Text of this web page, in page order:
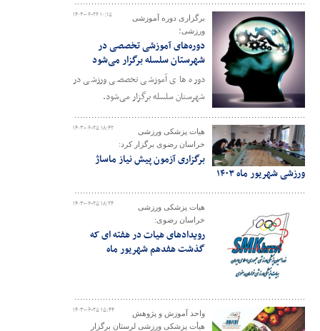
۱۴۰۳-۰۶-۲۶ ۱۰:۱۵
برگزاری دوره آموزشی
ورزشی؛
دوره‌های آموزشی تخصصی در
شهرستان سلسله برگزار می‌شود
دوره های آموزشی تخصصی ورزشی در
شهرستان سلسله برگزار می‌شود.
۱۴۰۳-۰۶-۲۵ ۱۸:۴۲
هیات پزشکی ورزشی
خراسان رضوی برگزار کرد:
برگزاری آزمون پیش نیاز ماساژ
ورزشی شهریور ماه ۱۴۰۳
۱۴۰۳-۰۶-۲۵ ۱۸:۲۴
هیات پزشکی ورزشی
خراسان رضوی:
رویدادهای هیات در هفته ای که
گذشت هفدهم شهریور ماه
۱۴۰۳-۰۶-۲۵ ۱۵:۴۴
واحد آموزش و پژوهش
هیأت پزشکی ورزشی لرستان برگزار